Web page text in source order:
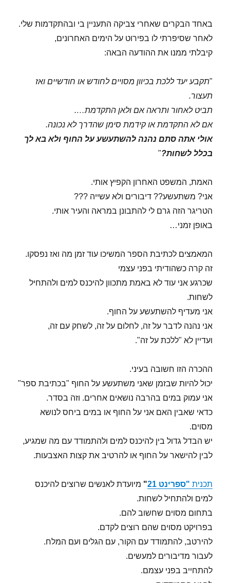
באחד הבקרים שאחרי צביקה התעניין בי ובהתקדמות שלי.
לאחר שסיפרתי לו בפירוט על הימים האחרונים,
קיבלתי ממנו את ההודעה הבאה:
"תקבע יעד ללכת בכיוון מסויים לחודש או חודשיים ואז
תעצור.
תביט לאחור ותראה אם ולאן התקדמת….
אם לא התקדמת או קידמת סימן שהדרך לא נכונה.
אולי אתה סתם נהנה להשתעשע על החוף ולא בא לך
בכלל לשחות?"
האמת, המשפט האחרון הקפיץ אותי.
אני? משתעשע?? דיבורים ולא עשייה ???
הטריגר הזה גרם לי להתבונן במראה והעיר אותי.
באופן זמני…
המאמצים לכתיבת הספר המשיכו עוד זמן מה ואז נפסקו.
זה קרה כשהודיתי בפני עצמי
שכרגע אני עוד לא באמת מתכוון להיכנס למים ולהתחיל
לשחות.
אני מעדיף להשתעשע על החוף.
אני נהנה לדבר על זה, לחלום על זה, לשחק עם זה,
ועדיין לא "ללכת על זה".
ההכרה הזו חשובה בעיני.
יכול להיות שבזמן שאני משתעשע על החוף "בכתיבת ספר"
אני עמוק במים בהרבה נושאים אחרים. וזה בסדר.
כדאי שאבין האם אני על החוף או במים ביחס לנושא
מסוים.
יש הבדל גדול בין להיכנס למים ולהתמודד עם מה שמגיע,
לבין להישאר על החוף או להרטיב את קצות האצבעות.
תכנית "ספרינט 21 " מיועדת לאנשים שרוצים להיכנס
למים ולהתחיל לשחות.
בתחום מסוים שחשוב להם.
בפרויקט מסוים שהם רוצים לקדם.
להירטב, להתמודד עם הקור, עם הגלים ועם המלח.
לעבור מדיבורים למעשים.
להתחייב בפני עצמם.